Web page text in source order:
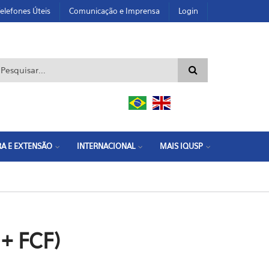
Úteis Comunicação e Imprensa Login
de busca
E EXTENSÃO INTERNACIONAL MAIS IQUSP
FCF)